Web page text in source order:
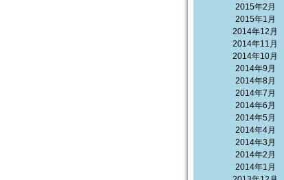
2015年2月
2015年1月
2014年12月
2014年11月
2014年10月
2014年9月
2014年8月
2014年7月
2014年6月
2014年5月
2014年4月
2014年3月
2014年2月
2014年1月